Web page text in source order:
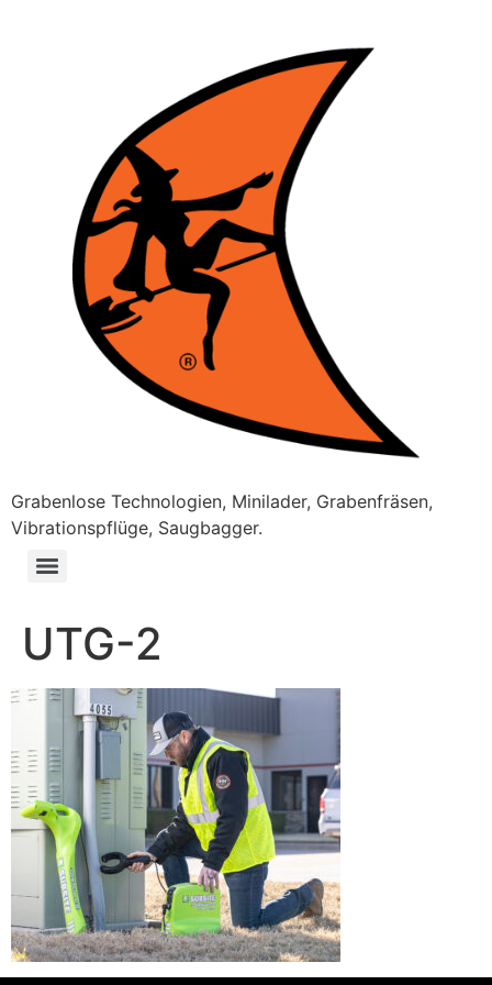
Grabenlose Technologien, Minilader, Grabenfräsen,
Vibrationspflüge, Saugbagger.
UTG-2